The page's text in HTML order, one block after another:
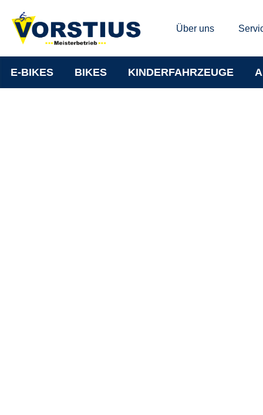
Über uns
E-BIKES BIKES KINDERFAHRZEUGE